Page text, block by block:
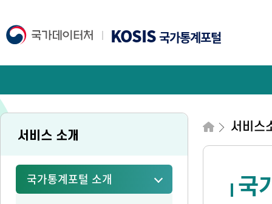
KOSIS국가통계포털
서비스 소개
국가통계포털 소개
서비스
국